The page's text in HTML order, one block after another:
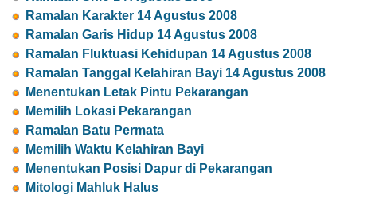
Ramalan Karakter 14 Agustus 2008
Ramalan Garis Hidup 14 Agustus 2008
Ramalan Fluktuasi Kehidupan 14 Agustus 2008
Ramalan Tanggal Kelahiran Bayi 14 Agustus 2008
Menentukan Letak Pintu Pekarangan
Memilih Lokasi Pekarangan
Ramalan Batu Permata
Memilih Waktu Kelahiran Bayi
Menentukan Posisi Dapur di Pekarangan
Mitologi Mahluk Halus